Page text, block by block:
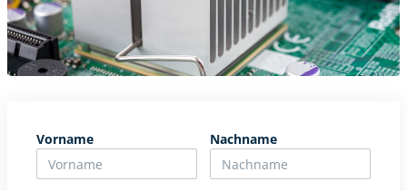
Vorname Nachname